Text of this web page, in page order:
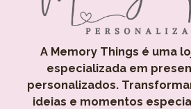
A Memory Things é uma
especializada em
personalizados.
ideias e momentos